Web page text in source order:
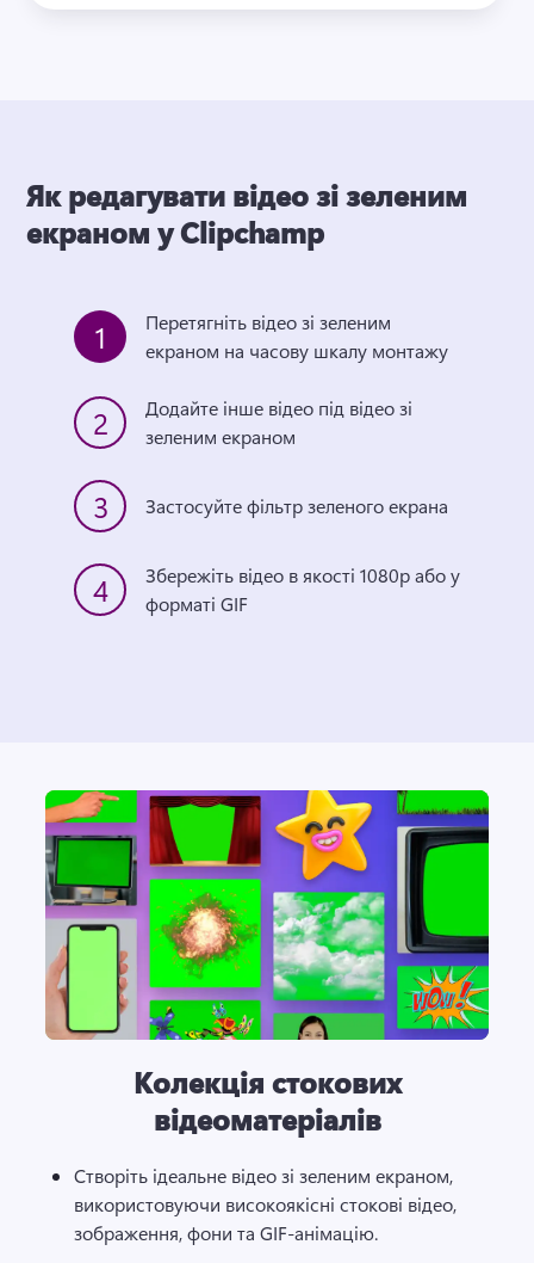
Як редагувати відео зі зеленим
екраном у Clipchamp
1
Перетягніть відео зі зеленим
екраном на часову шкалу монтажу
2
Додайте інше відео під відео зі
зеленим екраном
3 Застосуйте фільтр зеленого екрана
4
Збережіть відео в якості 1080p або у
форматі GIF
Колекція стокових
відеоматеріалів
Створіть ідеальне відео зі зеленим екраном,
використовуючи високоякісні стокові відео,
зображення, фони та GIF-анімацію.